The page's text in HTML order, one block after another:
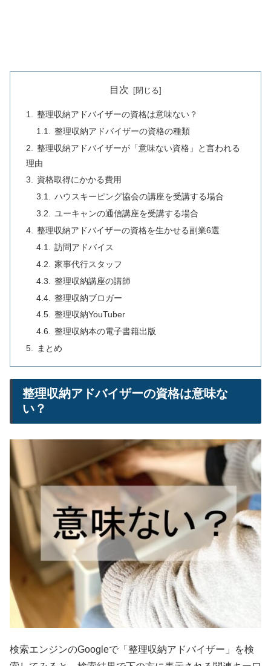
目次
整理収納アドバイザーの資格は意味ない？
整理収納アドバイザーの資格の種類
整理収納アドバイザーが「意味ない資格」と言われる
理由
資格取得にかかる費用
ハウスキーピング協会の講座を受講する場合
ユーキャンの通信講座を受講する場合
整理収納アドバイザーの資格を生かせる副業6選
訪問アドバイス
家事代行スタッフ
整理収納講座の講師
整理収納ブロガー
整理収納YouTuber
整理収納本の電子書籍出版
まとめ
整理収納アドバイザーの資格は意味な
い？
検索エンジンのGoogleで「整理収納アドバイザー」を検